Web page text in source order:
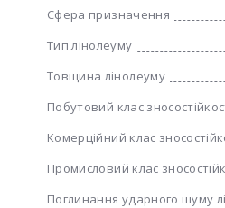
Сфера призначення
Тип лінолеуму
Товщина лінолеуму
Побутовий клас
Комерційний клас
Промисловий клас
Поглинання ударного шуму